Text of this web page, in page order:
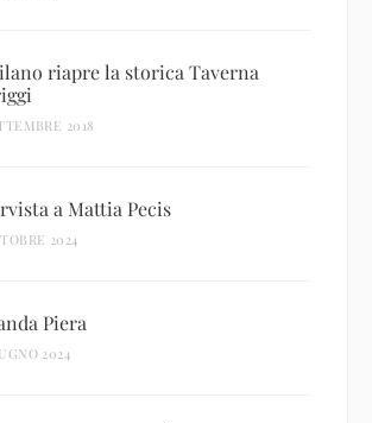
riapre la storica Taverna
2018
a Mattia Pecis
2024
Piera
2024